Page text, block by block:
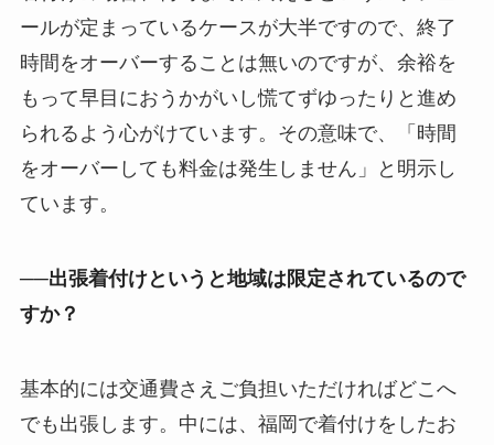
ールが定まっているケースが大半ですので、終了
時間をオーバーすることは無いのですが、余裕を
もって早目におうかがいし慌てずゆったりと進め
られるよう心がけています。その意味で、「時間
をオーバーしても料金は発生しません」と明示し
ています。
──出張着付けというと地域は限定されているので
すか？
基本的には交通費さえご負担いただければどこへ
でも出張します。中には、福岡で着付けをしたお